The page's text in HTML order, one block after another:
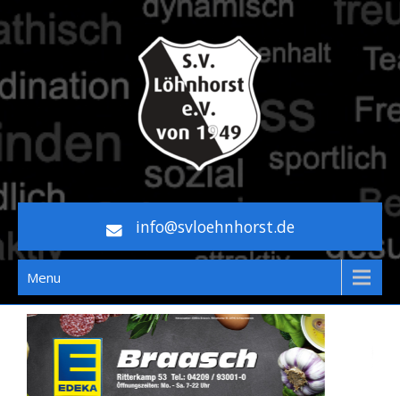
Skip
to
WILLKOMMEN BEIM SV
LÖHNHORST!
info@svloehnhorst.de
Menu